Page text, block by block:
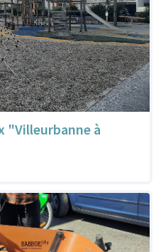
"Villeurbanne à